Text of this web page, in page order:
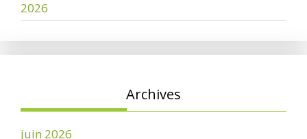
2026
Archives
juin 2026